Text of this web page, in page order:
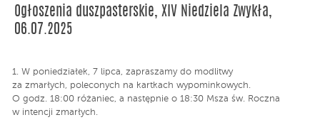
Ogłoszenia duszpasterskie, XIV Niedziela Zwykła,
06.07.2025
1. W poniedziałek, 7 lipca, zapraszamy do modlitwy
za zmarłych, poleconych na kartkach wypominkowych.
O godz. 18:00 różaniec, a następnie o 18:30 Msza św. Roczna
w intencji zmarłych.